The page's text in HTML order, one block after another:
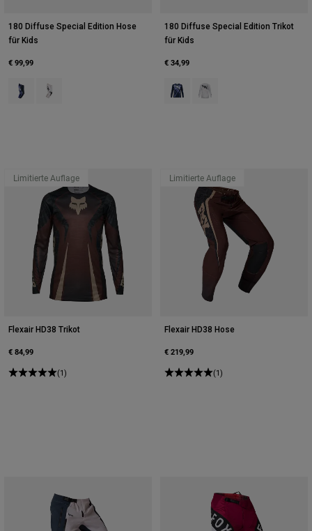
180 Diffuse Special Edition Hose
für Kids
€ 99,99
Product swatch type of Blaubeere.
Product swatch type of Weiß.
180 Diffuse Special Edition Trikot
für Kids
€ 34,99
Product swatch type of Blaubeere.
Product swatch type of
Limitierte Auflage
Flexair HD38 Trikot
€ 84,99
(1)
Limitierte Auflage
Flexair HD38 Hose
€ 219,99
(1)